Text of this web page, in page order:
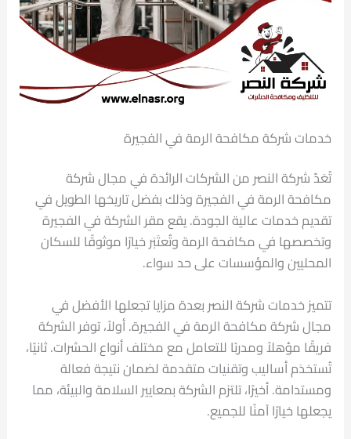
خدمات شركة مكافحة الرمة في الفجيرة
تُعَدّ شركة النصر من الشركات الرائدة في مجال شركة
مكافحة الرمة في الفجيرة وذلك بفضل تاريخها الطويل في
تقديم خدمات عالية الجودة. يقع مقر الشركة في الفجيرة
وتخصصها في مكافحة الرمة وتُعتَبَر خيارًا موثوقًا للسكان
المحليين والمؤسسات على حد سواء.
تتميز خدمات شركة النصر بعدة مزايا تجعلها الأفضل في
مجال شركة مكافحة الرمة في الفجيرة. أولاً، توفر الشركة
فريقًا مؤهلاً ومدربًا للتعامل مع مختلف أنواع الحشرات. ثانيًا،
تُستخدَم أساليب وتقنيات متقدمة لضمان نتيجة فعالة
ومستدامة. أخيرًا، تلتزم الشركة بمعايير السلامة والبيئة، مما
يجعلها خيارًا آمنًا للجميع.